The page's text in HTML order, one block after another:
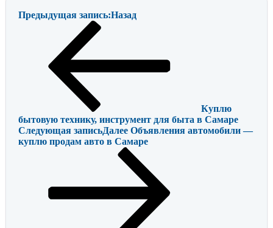
Предыдущая запись:Назад
Куплю
бытовую технику, инструмент для быта в Самаре
Следующая записьДалее Объявления автомобили —
куплю продам авто в Самаре